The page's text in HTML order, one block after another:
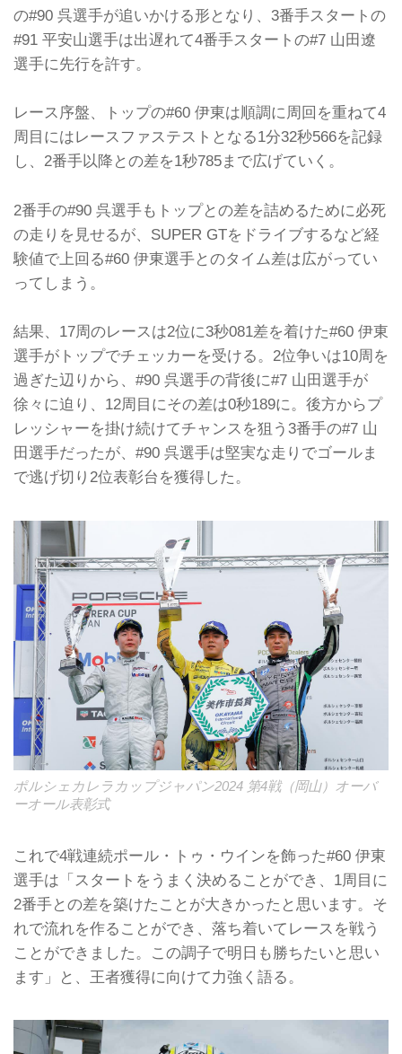
の#90 呉選手が追いかける形となり、3番手スタートの
#91 平安山選手は出遅れて4番手スタートの#7 山田遼
選手に先行を許す。
レース序盤、トップの#60 伊東は順調に周回を重ねて4
周目にはレースファステストとなる1分32秒566を記録
し、2番手以降との差を1秒785まで広げていく。
2番手の#90 呉選手もトップとの差を詰めるために必死
の走りを見せるが、SUPER GTをドライブするなど経
験値で上回る#60 伊東選手とのタイム差は広がってい
ってしまう。
結果、17周のレースは2位に3秒081差を着けた#60 伊東
選手がトップでチェッカーを受ける。2位争いは10周を
過ぎた辺りから、#90 呉選手の背後に#7 山田選手が
徐々に迫り、12周目にその差は0秒189に。後方からプ
レッシャーを掛け続けてチャンスを狙う3番手の#7 山
田選手だったが、#90 呉選手は堅実な走りでゴールま
で逃げ切り2位表彰台を獲得した。
ポルシェカレラカップジャパン2024 第4戦（岡山）オーバ
ーオール表彰式
これで4戦連続ポール・トゥ・ウインを飾った#60 伊東
選手は「スタートをうまく決めることができ、1周目に
2番手との差を築けたことが大きかったと思います。そ
れで流れを作ることができ、落ち着いてレースを戦う
ことができました。この調子で明日も勝ちたいと思い
ます」と、王者獲得に向けて力強く語る。